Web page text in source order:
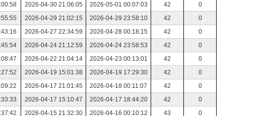
2026-04-30 21:06:05 2026-05-01 00:07:03 42
0
2026-04-29 21:02:15 2026-04-29 23:58:10 42
0
2026-04-27 22:34:59 2026-04-28 00:18:15 42
0
2026-04-24 21:12:59 2026-04-24 23:58:53 42
0
2026-04-22 21:04:14 2026-04-23 00:13:01 42
0
2026-04-19 15:01:38 2026-04-19 17:29:30 42
0
2026-04-17 21:01:45 2026-04-18 00:11:07 42
0
2026-04-17 15:10:47 2026-04-17 18:44:20 42
0
2026-04-15 21:32:30 2026-04-16 00:10:12 43
0